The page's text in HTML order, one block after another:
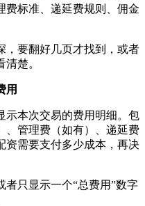
费标准、递延费规则、佣金
，要翻好几页才找到，或者
楚。
用
示本次交易的费用明细。包
、管理费（如有）、递延费
资需要支付多少成本，再决
只显示一个“总费用”数字